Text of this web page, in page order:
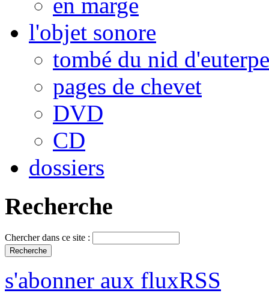
en marge
l'objet sonore
tombé du nid d'euterpe
pages de chevet
DVD
CD
dossiers
Recherche
Chercher dans ce site :
s'abonner aux fluxRSS